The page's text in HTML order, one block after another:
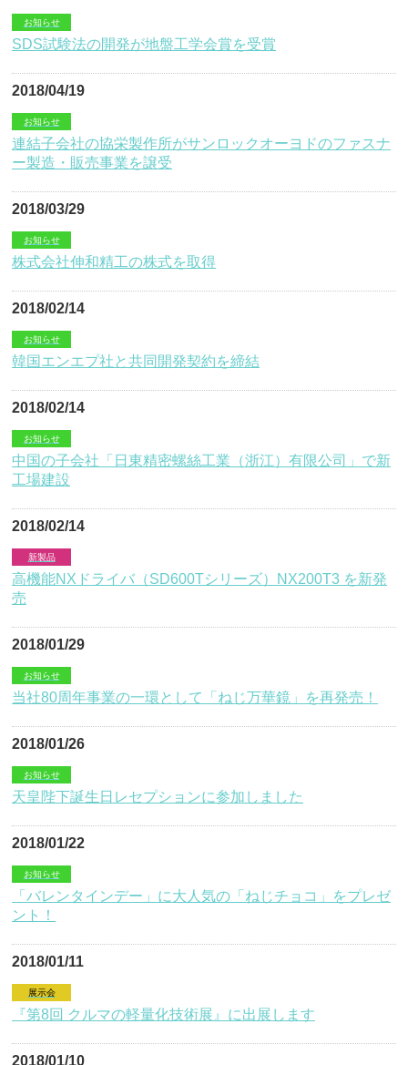
お知らせ
SDS試験法の開発が地盤工学会賞を受賞
2018/04/19
お知らせ
連結子会社の協栄製作所がサンロックオーヨドのファスナ
ー製造・販売事業を譲受
2018/03/29
お知らせ
株式会社伸和精工の株式を取得
2018/02/14
お知らせ
韓国エンエプ社と共同開発契約を締結
2018/02/14
お知らせ
中国の子会社「日東精密螺絲工業（浙江）有限公司」で新
工場建設
2018/02/14
新製品
高機能NXドライバ（SD600Tシリーズ）NX200T3 を新発
売
2018/01/29
お知らせ
当社80周年事業の一環として「ねじ万華鏡」を再発売！
2018/01/26
お知らせ
天皇陛下誕生日レセプションに参加しました
2018/01/22
お知らせ
「バレンタインデー」に大人気の「ねじチョコ」をプレゼ
ント！
2018/01/11
展示会
『第8回 クルマの軽量化技術展』に出展します
2018/01/10